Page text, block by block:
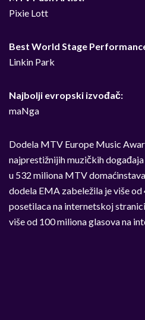
Pixie Lott
Best World Stage
Linkin Park
Najbolji evropski izvođač:
maNga
Dodela MTV Europe Music
najprestižnijih muzičkih
u 532 miliona MTV
dodela EMA zabeležila je više
posetilaca na internetskoj
više od 100 miliona glasova na